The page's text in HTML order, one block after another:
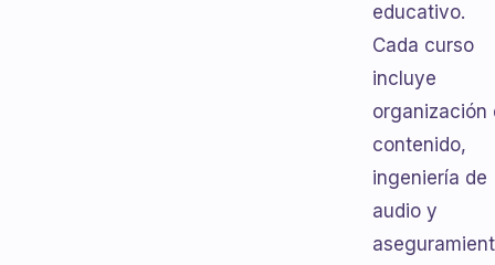
educativo.
Cada curso
incluye
organización
contenido,
ingeniería de
audio y